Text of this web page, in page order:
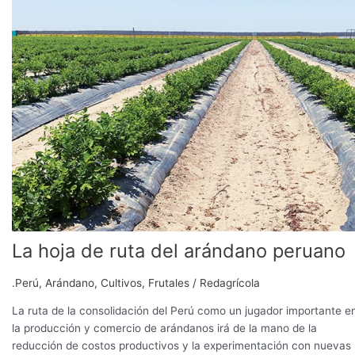
La hoja de ruta del arándano peruano
.Perú, Arándano, Cultivos, Frutales / Redagrícola
La ruta de la consolidación del Perú como un jugador importante
la producción y comercio de arándanos irá de la mano de la
reducción de costos productivos y la experimentación con nuevas
ruta
del
arándano
peruano